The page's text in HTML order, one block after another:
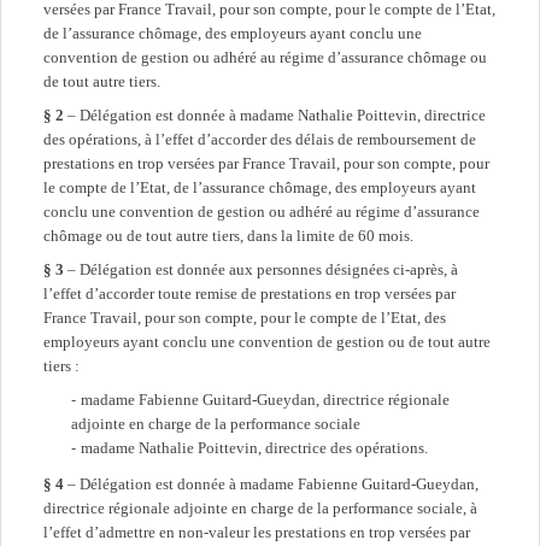
versées par France Travail, pour son compte, pour le compte de l’Etat,
de l’assurance chômage, des employeurs ayant conclu une
convention de gestion ou adhéré au régime d’assurance chômage ou
de tout autre tiers.
§ 2 – Délégation est donnée à madame Nathalie Poittevin, directrice
des opérations, à l’effet d’accorder des délais de remboursement de
prestations en trop versées par France Travail, pour son compte, pour
le compte de l’Etat, de l’assurance chômage, des employeurs ayant
conclu une convention de gestion ou adhéré au régime d’assurance
chômage ou de tout autre tiers, dans la limite de 60 mois.
§ 3 – Délégation est donnée aux personnes désignées ci-après, à
l’effet d’accorder toute remise de prestations en trop versées par
France Travail, pour son compte, pour le compte de l’Etat, des
employeurs ayant conclu une convention de gestion ou de tout autre
tiers :
madame Fabienne Guitard-Gueydan, directrice régionale
adjointe en charge de la performance sociale
madame Nathalie Poittevin, directrice des opérations.
§ 4 – Délégation est donnée à madame Fabienne Guitard-Gueydan,
directrice régionale adjointe en charge de la performance sociale, à
l’effet d’admettre en non-valeur les prestations en trop versées par